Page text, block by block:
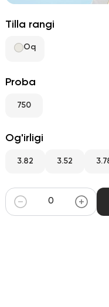
Tilla rangi
Oq
Proba
750
Og'irligi
3.82 3.52